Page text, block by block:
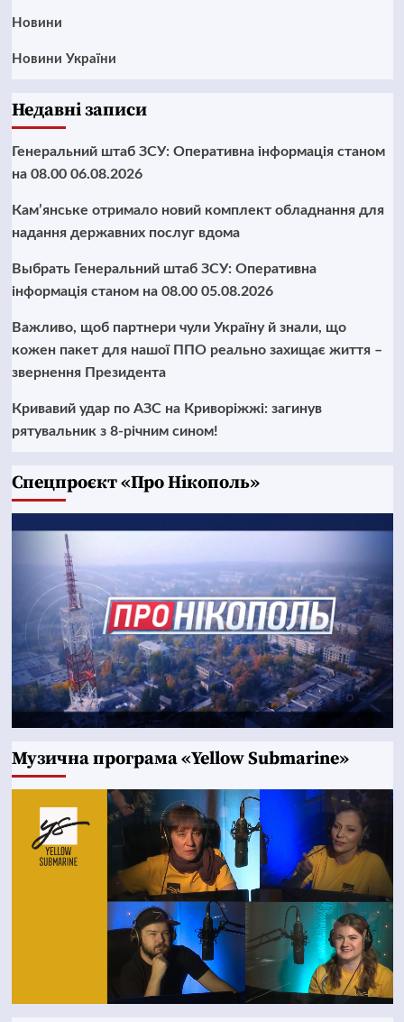
Новини
Новини України
Недавні записи
Генеральний штаб ЗСУ: Оперативна інформація станом
на 08.00 06.08.2026
Кам’янське отримало новий комплект обладнання для
надання державних послуг вдома
Выбрать Генеральний штаб ЗСУ: Оперативна
інформація станом на 08.00 05.08.2026
Важливо, щоб партнери чули Україну й знали, що
кожен пакет для нашої ППО реально захищає життя –
звернення Президента
Кривавий удар по АЗС на Криворіжжі: загинув
рятувальник з 8-річним сином!
Cпецпроєкт «Про Нікополь»
Музична програма «Yellow Submarine»